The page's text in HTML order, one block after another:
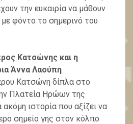
την ευκαιρία να μάθουν
με φόντο το σημερινό του
Κατσώνης και η
Άννα Λαούπη
Κατσώνη δίπλα στο
Πλατεία Ηρώων της
ακόμη ιστορία που αξίζει να
σημείο γης στον κόλπο